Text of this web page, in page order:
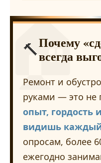
🏠
🔨Почему
всегда
Ремонт и
руками — это не
опыт, гордость
видишь
опросам, более
ежегодно